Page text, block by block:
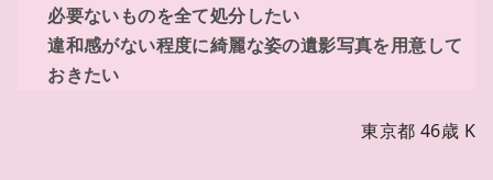
必要ないものを全て処分したい
違和感がない程度に綺麗な姿の遺影写真を用意して
おきたい
東京都 46歳 K